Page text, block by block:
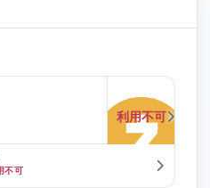
利用不可
不可